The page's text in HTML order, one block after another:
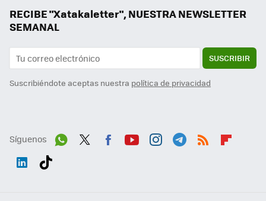
RECIBE "Xatakaletter", NUESTRA NEWSLETTER
SEMANAL
SUSCRIBIR
Suscribiéndote aceptas nuestra política de privacidad
Síguenos